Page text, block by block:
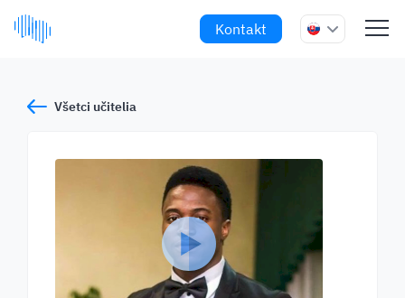
Kontakt
Všetci učitelia